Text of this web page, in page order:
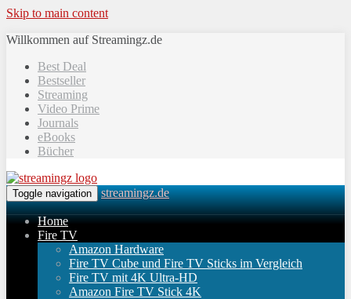
Skip to main content
Willkommen auf Streamingz.de
Best Deal
Bestseller
Streaming
Video Prime
Journals
eBooks
Bücher
Toggle navigation streamingz.de
Home
Fire TV
Amazon Hardware
Fire TV Cube und Fire TV Sticks im Vergleich
Fire TV mit 4K Ultra-HD
Amazon Fire TV Stick 4K